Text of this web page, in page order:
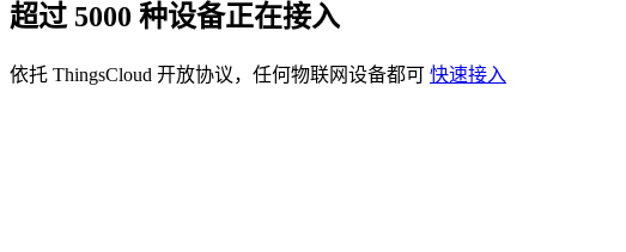
超过 5000 种设备正在接入
依托 ThingsCloud 开放协议，任何物联网设备都可 快速接入